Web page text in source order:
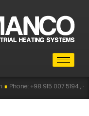
915 007 5194 , +98 915 112